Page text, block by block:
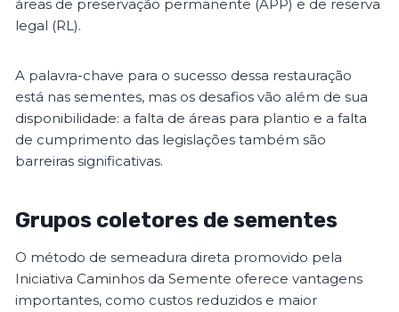
áreas de preservação permanente (APP) e de reserva
legal (RL).
A palavra-chave para o sucesso dessa restauração
está nas sementes, mas os desafios vão além de sua
disponibilidade: a falta de áreas para plantio e a falta
de cumprimento das legislações também são
barreiras significativas.
Grupos coletores de sementes
O método de semeadura direta promovido pela
Iniciativa Caminhos da Semente oferece vantagens
importantes, como custos reduzidos e maior